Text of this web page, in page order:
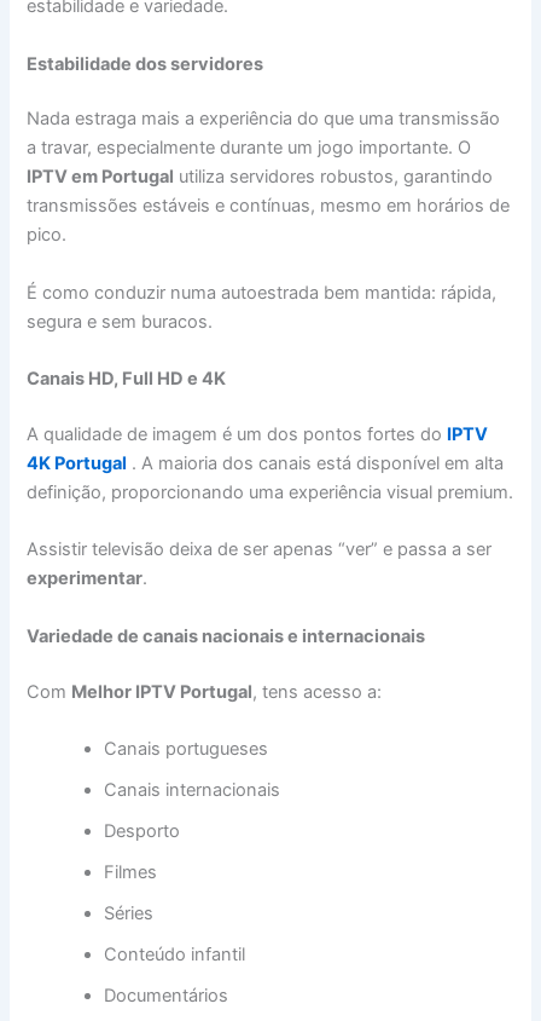
estabilidade e variedade.
Estabilidade dos servidores
Nada estraga mais a experiência do que uma transmissão
a travar, especialmente durante um jogo importante. O
IPTV em Portugal utiliza servidores robustos, garantindo
transmissões estáveis e contínuas, mesmo em horários de
pico.
É como conduzir numa autoestrada bem mantida: rápida,
segura e sem buracos.
Canais HD, Full HD e 4K
A qualidade de imagem é um dos pontos fortes do IPTV
4K Portugal . A maioria dos canais está disponível em alta
definição, proporcionando uma experiência visual premium.
Assistir televisão deixa de ser apenas “ver” e passa a ser
experimentar.
Variedade de canais nacionais e internacionais
Com Melhor IPTV Portugal, tens acesso a:
Canais portugueses
Canais internacionais
Desporto
Filmes
Séries
Conteúdo infantil
Documentários